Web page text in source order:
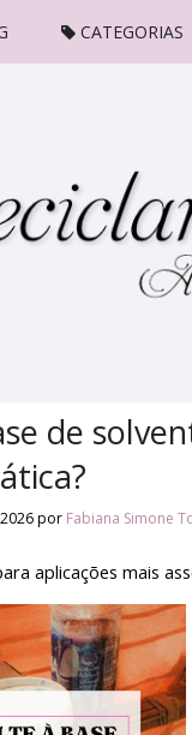
CATEGORIAS
de
por Fabiana Simone
aplicações mais